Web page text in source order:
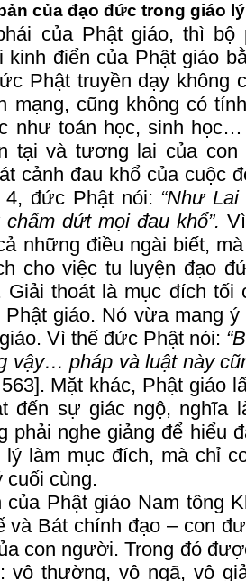
của đạo đức trong giáo
của Phật giáo, thì bộ
kinh điển của Phật giáo
Phật truyền dạy không
mạng, cũng không có
như toán học, sinh
tại và tương lai của
cảnh đau khổ của cuộc
4, đức Phật nói: “Như
dứt mọi đau khổ”.
những điều ngài biết,
cho việc tu luyện đạo
Giải thoát là mục đích tối
Phật giáo. Nó vừa mang
Vì thế đức Phật nói:
vậy… pháp và luật này
Mặt khác, Phật giáo
đến sự giác ngộ, nghĩa
phải nghe giảng để hiểu
lý làm mục đích, mà chỉ
cuối cùng.
của Phật giáo Nam tông
và Bát chính đạo – con
con người. Trong đó
vô thường, vô ngã, vô